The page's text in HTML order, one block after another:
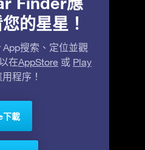
的星星！
App搜索、定位並觀
在AppStore 或 Play
程序！
下載